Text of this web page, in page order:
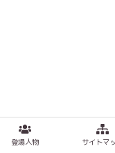
登場人物 サイトマ